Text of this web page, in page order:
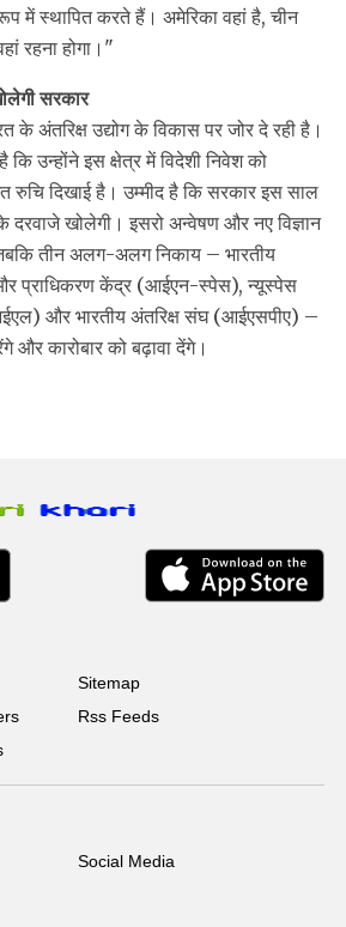
में स्थापित करते हैं। अमेरिका वहां है, चीन
रहना होगा।"
सरकार
के अंतरिक्ष उद्योग के विकास पर जोर दे रही है।
उन्होंने इस क्षेत्र में विदेशी निवेश को
रुचि दिखाई है। उम्मीद है कि सरकार इस साल
दरवाजे खोलेगी। इसरो अन्वेषण और नए विज्ञान
तीन अलग-अलग निकाय – भारतीय
और प्राधिकरण केंद्र (आईएन-स्पेस), न्यूस्पेस
और भारतीय अंतरिक्ष संघ (आईएसपीए) –
और कारोबार को बढ़ावा देंगे।
Sitemap
Rss Feeds
Social Media